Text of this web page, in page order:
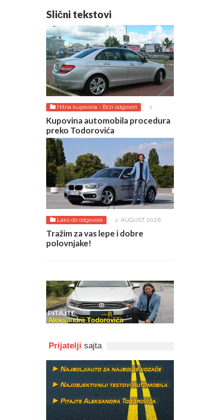
Slični tekstovi
Hitna kupovina - Brzi odgovori
1.
AUGUST 2026.
Kupovina automobila procedura
preko Todorovića
Lako do odgovora 1. AUGUST 2026.
Tražim za vas lepe i dobre
polovnjake!
Prijatelji sajta